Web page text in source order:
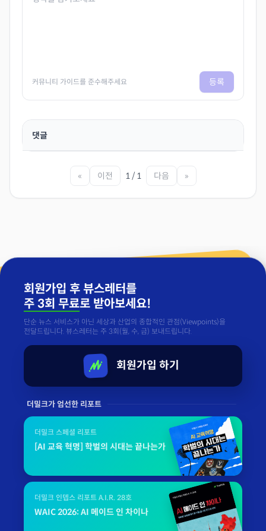
커뮤니티 가이드를 준수해주세요 등록
댓글
« 이전 1 / 1 다음 »
회원가입 후 뷰스레터를
주 3회 무료로 받아보세요!
단순 뉴스 서비스가 아닌 세상과 산업의 종합적인 관점(Viewpoints)을
전달드립니다. 뷰스레터는 주 3회(월, 수, 금) 보내드립니다.
회원가입 하기
더밀크가 엄선한 리포트
더밀크 스페셜 리포트
[AI 교육 혁명] 학벌의 시대는 끝나는가
더밀크 인뎁스 리포트 A.I.R. 28호
WAIC 2026: AI 메이드 인 차이나